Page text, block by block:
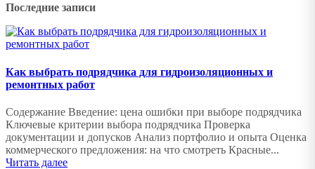
Последние записи
Как выбрать подрядчика для гидроизоляционных и
ремонтных работ
Содержание Введение: цена ошибки при выборе подрядчика
Ключевые критерии выбора подрядчика Проверка
документации и допусков Анализ портфолио и опыта Оценка
коммерческого предложения: на что смотреть Красные...
Читать далее